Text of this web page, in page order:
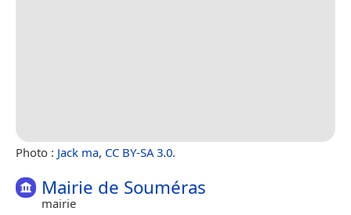
Photo : Jack ma, CC BY-SA 3.0.
Mairie de Souméras
mairie